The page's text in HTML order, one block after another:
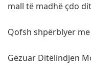
mall të madhë çdo
Qofsh shpërblyer
Gëzuar Ditëlindjen